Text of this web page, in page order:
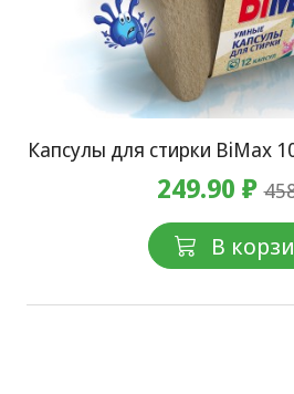
Капсулы для стирки BiMax
249.90 ₽
В